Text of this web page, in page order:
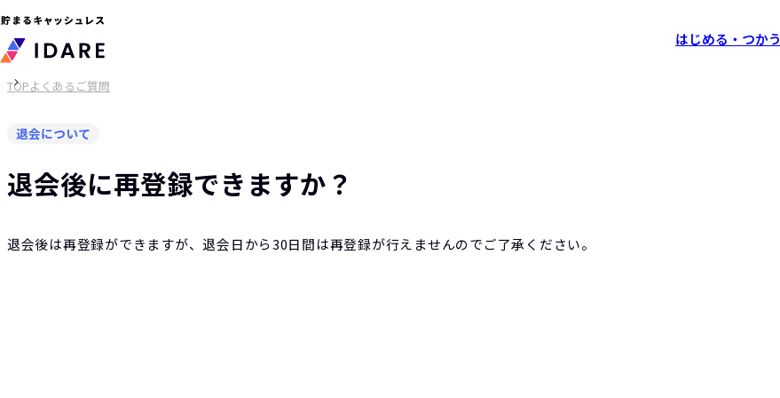
はじめる・つかう
TOPよくあるご質問
退会について
退会後に再登録できますか？
退会後は再登録ができますが、退会日から30日間は再登録が行えませんのでご了承ください。